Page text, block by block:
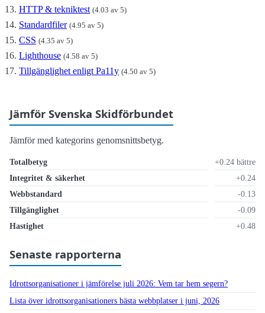
HTTP & tekniktest (4.03 av 5)
Standardfiler (4.95 av 5)
CSS (4.35 av 5)
Lighthouse (4.58 av 5)
Tillgänglighet enligt Pa11y (4.50 av 5)
Jämför Svenska Skidförbundet
Jämför med kategorins genomsnittsbetyg.
Totalbetyg
+0.24 bättre
Integritet & säkerhet
+0.24
Webbstandard
-0.13
Tillgänglighet
-0.09
Hastighet
+0.48
Senaste rapporterna
Idrottsorganisationer i jämförelse juli 2026: Vem tar hem segern?
Lista över idrottsorganisationers bästa webbplatser i juni, 2026